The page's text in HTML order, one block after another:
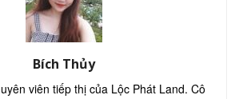
Bích Thủy
viên tiếp thị của Lộc Phát Land. Cô